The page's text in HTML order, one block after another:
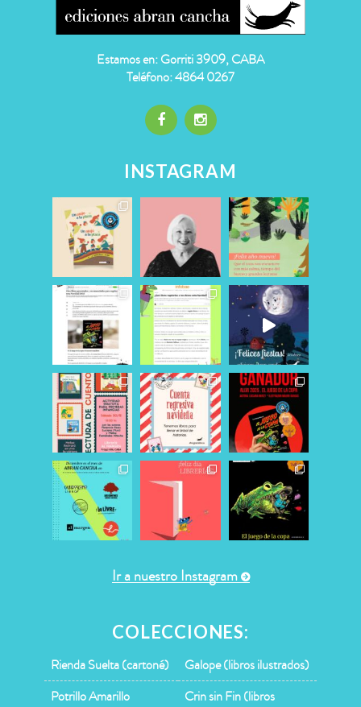
Estamos en: Gorriti 3909, CABA
Teléfono: 4864 0267
INSTAGRAM
Ir a nuestro Instagram
COLECCIONES:
Rienda Suelta (cartoné)
Galope (libros ilustrados)
Potrillo Amarillo
Crin sin Fin (libros